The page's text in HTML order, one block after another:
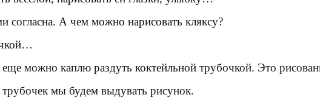
согласна. А чем можно нарисовать кляксу?
можно каплю раздуть коктейльной трубочкой. Это
трубочек мы будем выдувать рисунок.